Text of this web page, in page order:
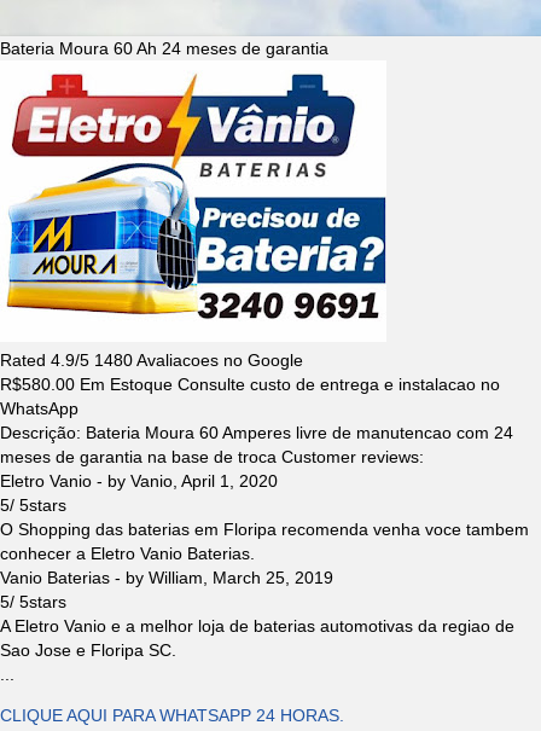
Bateria Moura 60 Ah 24 meses de garantia
Rated 4.9/5 1480Avaliacoes no Google
R$580.00 Em Estoque Consulte custo de entrega e instalacao no
WhatsApp
Descrição: Bateria Moura 60 Amperes livre de manutencao com 24
meses de garantia na base de troca Customer reviews:
Eletro Vanio - by Vanio April 1, 2020
5/ 5stars
O Shopping das baterias em Floripa recomenda venha voce tambem
conhecer a Eletro Vanio Baterias.
Vanio Baterias - by William
March 25, 2019
5/ 5stars
A Eletro Vanio e a melhor loja de baterias automotivas da regiao de
Sao Jose e Floripa SC.
CLIQUE AQUI PARA WHATSAPP 24 HORAS.